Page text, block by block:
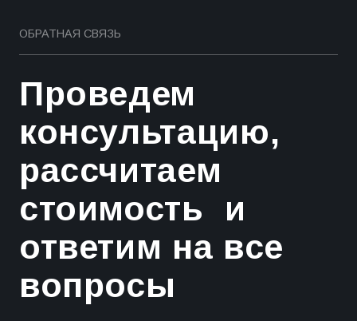
ОБРАТНАЯ СВЯЗЬ
Проведем
консультацию,
рассчитаем
стоимость и
ответим на все
вопросы